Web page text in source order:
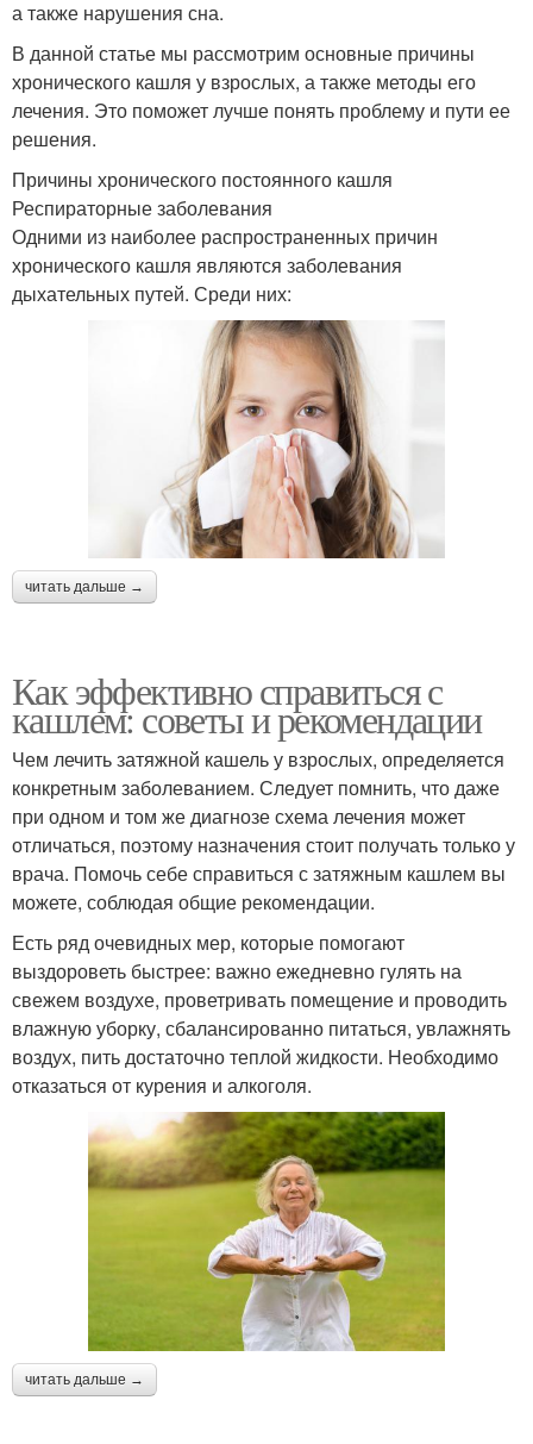
а также нарушения сна.
В данной статье мы рассмотрим основные причины
хронического кашля у взрослых, а также методы его
лечения. Это поможет лучше понять проблему и пути ее
решения.
Причины хронического постоянного кашля
Респираторные заболевания
Одними из наиболее распространенных причин
хронического кашля являются заболевания
дыхательных путей. Среди них:
читать дальше →
Как эффективно справиться с
кашлем: советы и рекомендации
Чем лечить затяжной кашель у взрослых, определяется
конкретным заболеванием. Следует помнить, что даже
при одном и том же диагнозе схема лечения может
отличаться, поэтому назначения стоит получать только у
врача. Помочь себе справиться с затяжным кашлем вы
можете, соблюдая общие рекомендации.
Есть ряд очевидных мер, которые помогают
выздороветь быстрее: важно ежедневно гулять на
свежем воздухе, проветривать помещение и проводить
влажную уборку, сбалансированно питаться, увлажнять
воздух, пить достаточно теплой жидкости. Необходимо
отказаться от курения и алкоголя.
читать дальше →